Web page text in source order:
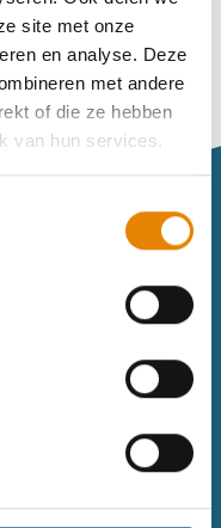
site met onze
en analyse. Deze
met andere
of die ze hebben
van hun services.
wandeldagboek?